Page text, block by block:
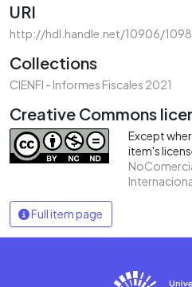
URI
http://hdl.handle.net/10906/
Collections
CIENFI - Informes Fiscales 2021
Creative Commons
Except
item's
Full item page